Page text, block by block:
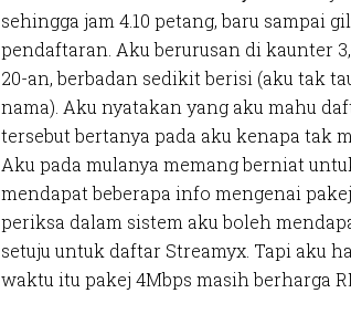
sehingga jam 4.10 petang, baru sampai
pendaftaran. Aku berurusan di kaunter
20-an, berbadan sedikit berisi (aku tak
nama). Aku nyatakan yang aku mahu
tersebut bertanya pada aku kenapa tak
Aku pada mulanya memang berniat
mendapat beberapa info mengenai pakej
periksa dalam sistem aku boleh
setuju untuk daftar Streamyx. Tapi aku
waktu itu pakej 4Mbps masih berharga